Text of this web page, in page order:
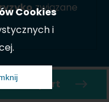
związane
raport
Cookies
i
i zamknij